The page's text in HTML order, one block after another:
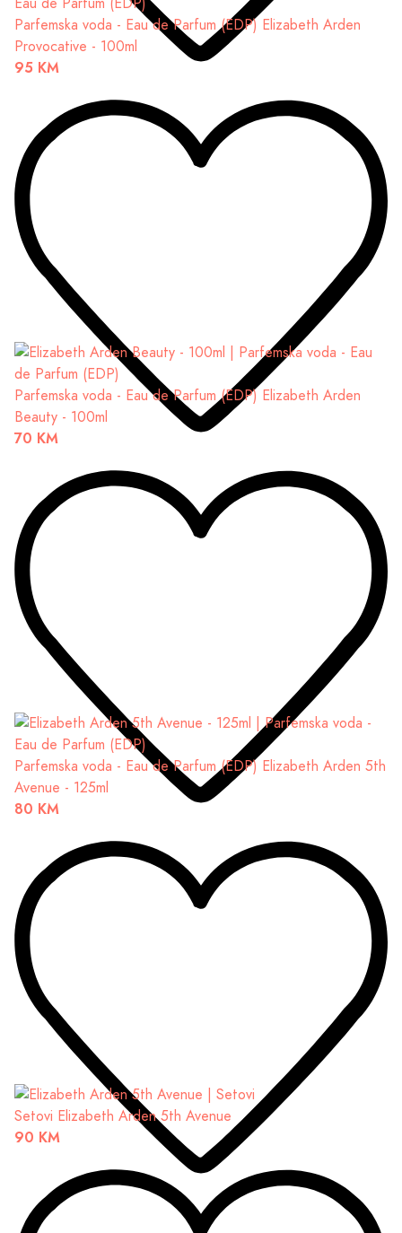
Parfemska voda - Eau de Parfum (EDP) Elizabeth Arden
Provocative - 100ml
95 KM
Parfemska voda - Eau de Parfum (EDP) Elizabeth Arden
Beauty - 100ml
70 KM
Parfemska voda - Eau de Parfum (EDP) Elizabeth Arden 5th
Avenue - 125ml
80 KM
Setovi Elizabeth Arden 5th Avenue
90 KM